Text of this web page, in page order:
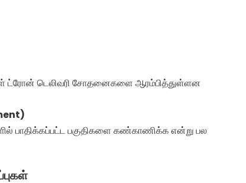
ட்ரோன் டெலிவரி சோதனைகளை ஆரம்பித்துள்ளன
பாதிக்கப்பட்ட பகுதிகளை கண்காணிக்க என்று பல